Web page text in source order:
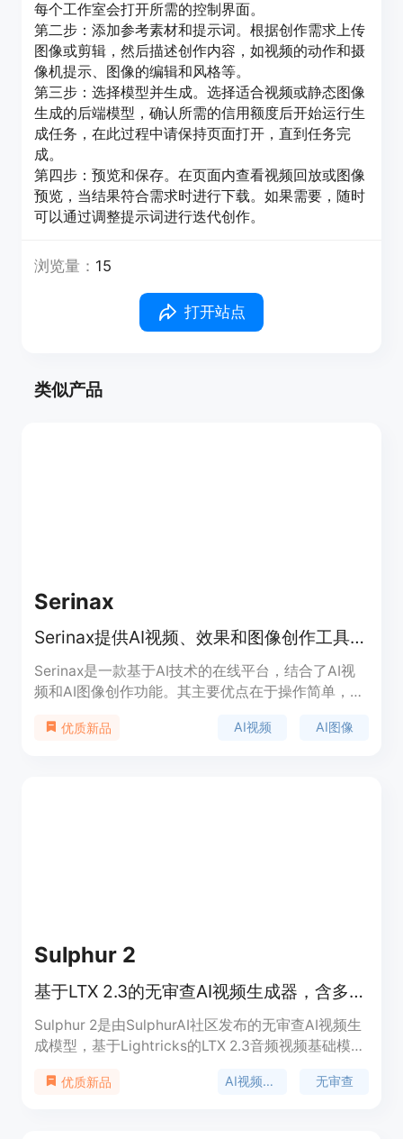
每个工作室会打开所需的控制界面。
第二步：添加参考素材和提示词。根据创作需求上传
图像或剪辑，然后描述创作内容，如视频的动作和摄
像机提示、图像的编辑和风格等。
第三步：选择模型并生成。选择适合视频或静态图像
生成的后端模型，确认所需的信用额度后开始运行生
成任务，在此过程中请保持页面打开，直到任务完
成。
第四步：预览和保存。在页面内查看视频回放或图像
预览，当结果符合需求时进行下载。如果需要，随时
可以通过调整提示词进行迭代创作。
浏览量： 15
打开站点
类似产品
Serinax
Serinax提供AI视频、效果和图像创作工具，快速易用且无审查限制。
Serinax是一款基于AI技术的在线平台，结合了AI视
频和AI图像创作功能。其主要优点在于操作简单，用
手动操作的繁琐。该平台为创作者提供了统一的信用
优质新品 AI视频 AI图像
Sulphur 2
基于LTX 2.3的无审查AI视频生成器，含多种功能和工作流
Sulphur 2是由SulphurAI社区发布的无审查AI视频生
成模型，基于Lightricks的LTX 2.3音频视频基础模型
审查的视频生成解决方案，可在消费级GPU上运行，
优质新品 AI视频生成 无审查